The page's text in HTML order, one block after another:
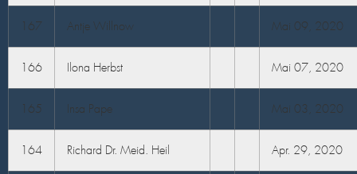
167 Antje Willnow Mai 09, 2020
166 Ilona Herbst Mai 07, 2020
165 Insa Pape Mai 03, 2020
164 Richard Dr. Meid. Heil Apr. 29, 2020